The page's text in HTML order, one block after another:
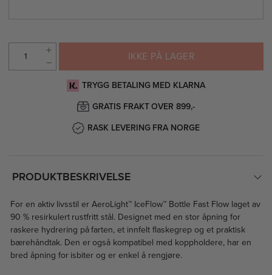
IKKE PÅ LAGER
TRYGG BETALING MED KLARNA
GRATIS FRAKT OVER 899,-
RASK LEVERING FRA NORGE
PRODUKTBESKRIVELSE
For en aktiv livsstil er AeroLight™ IceFlow™ Bottle Fast Flow laget av
90 % resirkulert rustfritt stål. Designet med en stor åpning for
raskere hydrering på farten, et innfelt flaskegrep og et praktisk
bærehåndtak. Den er også kompatibel med koppholdere, har en
bred åpning for isbiter og er enkel å rengjøre.